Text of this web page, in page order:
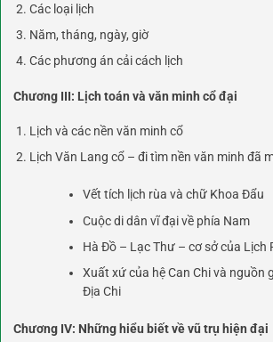
Các loại lịch
Năm, tháng, ngày, giờ
Các phương án cải cách lịch
Chương III: Lịch toán và văn minh cổ đại
Lịch và các nền văn minh cổ
Lịch Văn Lang cổ – đi tìm nền văn minh đã
Vết tích lịch rùa và chữ Khoa Đẩu
Cuộc di dân vĩ đại về phía Nam
Hà Đồ – Lạc Thư – cơ sở của Lịch
Xuất xứ của hệ Can Chi và nguồn
Địa Chi
Chương IV: Những hiểu biết về vũ trụ hiện đại